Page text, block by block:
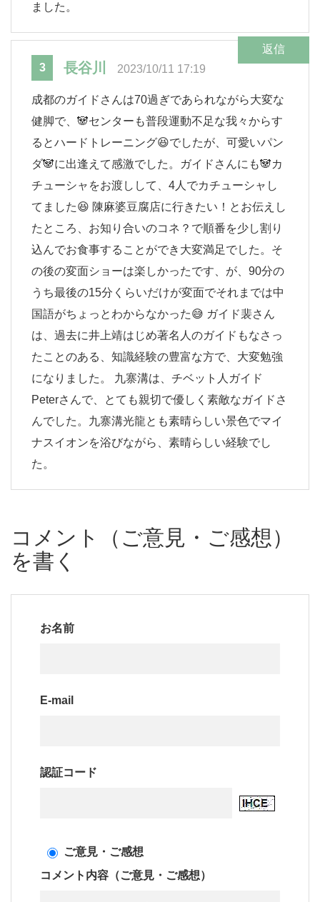
ました。
3 長谷川 2023/10/11 17:19
返信
成都のガイドさんは70過ぎであられながら大変な
健脚で、🐼センターも普段運動不足な我々からす
るとハードトレーニング😆でしたが、可愛いパン
ダ🐼に出逢えて感激でした。ガイドさんにも🐼カ
チューシャをお渡しして、4人でカチューシャし
てました😆 陳麻婆豆腐店に行きたい！とお伝えし
たところ、お知り合いのコネ？で順番を少し割り
込んでお食事することができ大変満足でした。そ
の後の変面ショーは楽しかったです、が、90分の
うち最後の15分くらいだけが変面でそれまでは中
国語がちょっとわからなかった😅 ガイド裴さん
は、過去に井上靖はじめ著名人のガイドもなさっ
たことのある、知識経験の豊富な方で、大変勉強
になりました。 九寨溝は、チベット人ガイド
Peterさんで、とても親切で優しく素敵なガイドさ
んでした。九寨溝光龍とも素晴らしい景色でマイ
ナスイオンを浴びながら、素晴らしい経験でし
た。
コメント（ご意見・ご感想）
を書く
お名前
E-mail
認証コード
ご意見・ご感想
コメント内容（ご意見・ご感想）